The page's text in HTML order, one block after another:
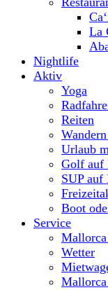
La
Nightlife
Aktiv
Yoga
Reiten
Urlaub
Golf auf
SUP
Boot
Service
Wetter